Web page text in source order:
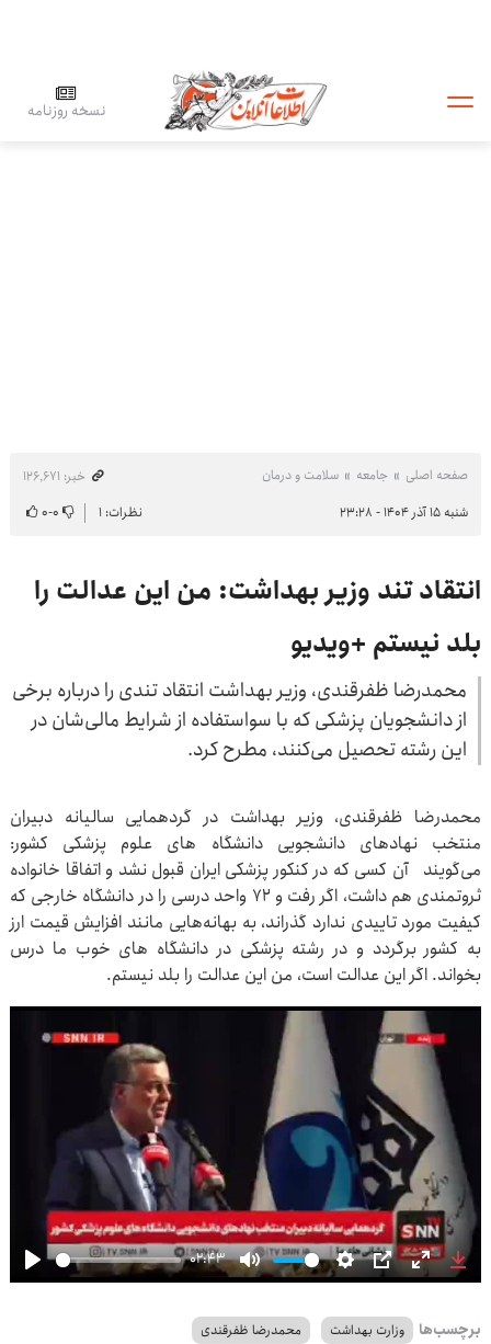
نسخه روزنامه
صفحه اصلی جامعه سلامت و درمان
خبر: ۱۲۶٬۶۷۱
شنبه ۱۵ آذر ۱۴۰۴ - ۲۳:۲۸
نظرات: ۱ ۰-۰
انتقاد تند وزیر بهداشت: من این عدالت را
بلد نیستم +ویدیو
محمدرضا ظفرقندی، وزیر بهداشت انتقاد تندی را درباره برخی
از دانشجویان پزشکی که با سواستفاده از شرایط مالی‌شان در
این رشته تحصیل می‌کنند، مطرح کرد.
محمدرضا ظفرقندی، وزیر بهداشت در گردهمایی سالیانه دبیران
منتخب نهادهای دانشجویی دانشگاه های علوم پزشکی کشور:
می‌گویند آن کسی که در کنکور پزشکی ایران قبول نشد و اتفاقا خانواده
ثروتمندی هم داشت، اگر رفت و ۷۲ واحد درسی را در دانشگاه خارجی که
کیفیت مورد تاییدی ندارد گذراند، به بهانه‌هایی مانند افزایش قیمت ارز
به کشور برگردد و در رشته پزشکی در دانشگاه های خوب ما درس
بخواند. اگر این عدالت است، من این عدالت را بلد نیستم.
Play
02:43
Mute Settings
PIP Enter
برچسب‌ها وزارت بهداشت محمدرضا ظفرقندی